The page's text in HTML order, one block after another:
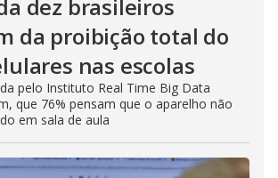
dez brasileiros
da proibição total do
nas escolas
pelo Instituto Real Time Big Data
que 76% pensam que o aparelho não
em sala de aula